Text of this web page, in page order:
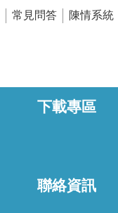
常見問答 陳情系統
下載專區
聯絡資訊